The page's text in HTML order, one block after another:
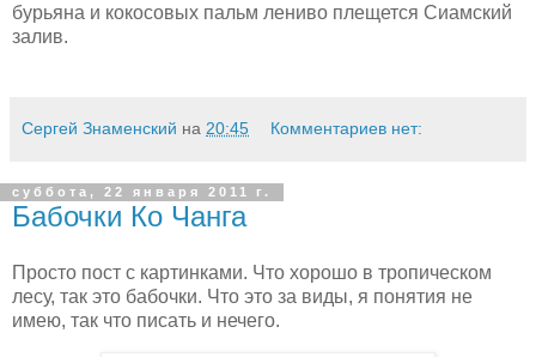
бурьяна и кокосовых пальм лениво плещется Сиамский
залив.
Сергей Знаменский на 20:45 Комментариев нет:
суббота, 22 января 2011 г.
Бабочки Ко Чанга
Просто пост с картинками. Что хорошо в тропическом
лесу, так это бабочки. Что это за виды, я понятия не
имею, так что писать и нечего.